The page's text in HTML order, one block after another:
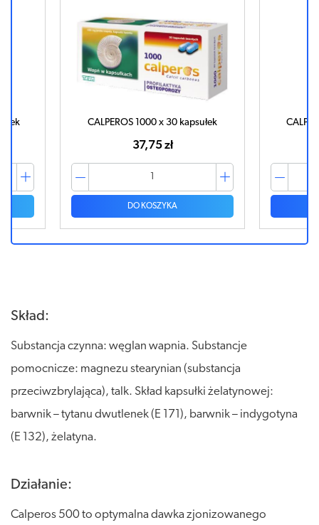
CALPEROS 1000 x 30 kapsułek
37,75 zł
DO KOSZYKA
Skład:
Substancja czynna: węglan wapnia. Substancje
pomocnicze: magnezu stearynian (substancja
przeciwzbrylająca), talk. Skład kapsułki żelatynowej:
barwnik – tytanu dwutlenek (E 171), barwnik – indygotyna
(E 132), żelatyna.
Działanie:
Calperos 500 to optymalna dawka zjonizowanego